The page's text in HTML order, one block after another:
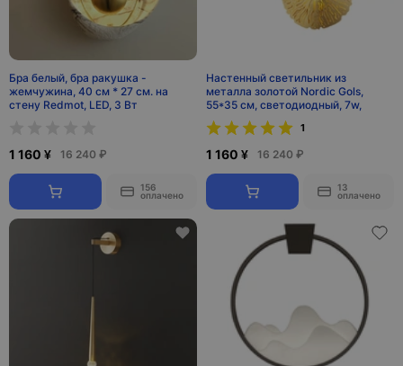
Бра белый, бра ракушка -
жемчужина, 40 см * 27 см. на
стену Redmot, LED, 3 Вт
1 160 ¥ 16 240 ₽
156
оплачено
Настенный светильник из
металла золотой Nordic Gols,
55*35 см, светодиодный, 7w,
1
1 160 ¥ 16 240 ₽
13
оплачено